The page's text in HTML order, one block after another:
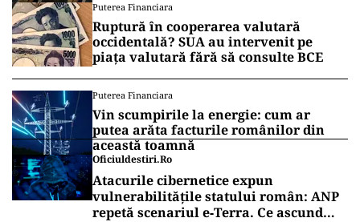
Puterea Financiara
Ruptură în cooperarea valutară
occidentală? SUA au intervenit pe
piața valutară fără să consulte BCE
Puterea Financiara
Vin scumpirile la energie: cum ar
putea arăta facturile românilor din
această toamnă
Oficiuldestiri.ro
Atacurile cibernetice expun
vulnerabilitățile statului român: ANP
repetă scenariul e‑Terra. Ce ascund